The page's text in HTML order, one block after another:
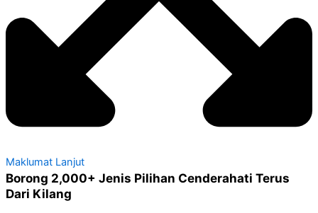
Maklumat Lanjut
Borong 2,000+ Jenis Pilihan Cenderahati Terus
Dari Kilang